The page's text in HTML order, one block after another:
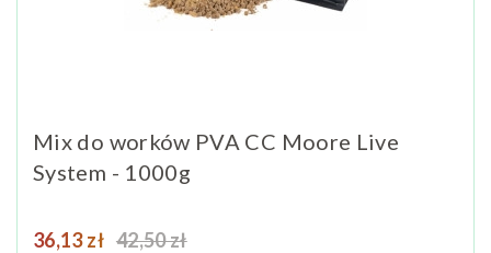
Mix do worków PVA CC Moore Live
System - 1000g
Cena
36,13 zł Cena podstawowa
42,50 zł